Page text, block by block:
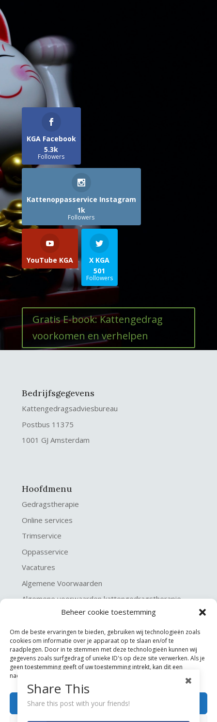
Beheer cookie toestemming
Om de beste ervaringen te bieden, gebruiken wij technologieën zoals
cookies om informatie over je apparaat op te slaan en/of te
raadplegen. Door in te stemmen met deze technologieën kunnen wij
gegevens zoals surfgedrag of unieke ID's op deze site verwerken. Als je
geen toestemming geeft of uw toestemming intrekt, kan dit een
nadelige invloed hebben op bepaalde functies en mogelijkheden.
Accepteren
KGA Facebook
5.3k
Followers
Kattenoppasservice Instagram
1k
Followers
YouTube KGA
X KGA
501
Followers
Gratis E-book: Kattengedrag
voorkomen en verhelpen
Bedrijfsgegevens
Kattengedragsadviesbureau
Postbus 11375
1001 GJ Amsterdam
Hoofdmenu
Gedragstherapie
Online services
Trimservice
Oppasservice
Vacatures
Algemene Voorwaarden
Algemene voorwaarden kattengedragstherapie
Privacy verklaring
Disclaimer & Copyright
©
Share This
Share this post with your friends!